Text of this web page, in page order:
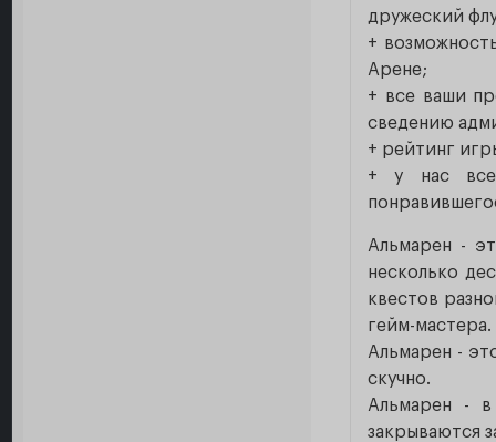
дружеский
+
Арене;
+ все ваши
сведению
+ рейтинг
+ у нас
Альмарен -
несколько
квестов
гейм-
Альмарен -
скучно.
Альмарен -
закрываются